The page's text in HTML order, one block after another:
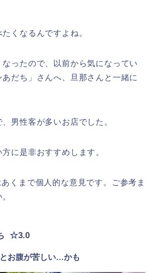
くなるんですよね。
なったので、以前から気になってい
だち」さんへ、旦那さんと一緒に
男性客が多いお店でした。
に是非おすすめします。
くまで個人的な意見です。ご参考ま
☆3.0
お腹が苦しい…かも